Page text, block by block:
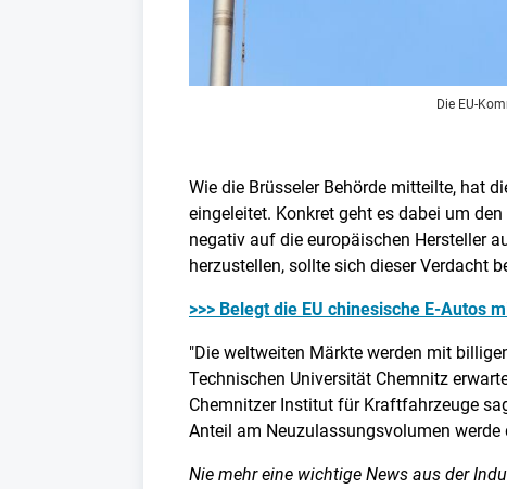
Die EU-
Wie die Brüsseler Behörde mitteilte, hat
eingeleitet. Konkret geht es dabei um
negativ auf die europäischen Hersteller
herzustellen, sollte sich dieser Verdacht
>>> Belegt die EU chinesische E-Autos
"Die weltweiten Märkte werden mit
Technischen Universität Chemnitz
Chemnitzer Institut für Kraftfahrzeuge
Anteil am Neuzulassungsvolumen
Nie mehr eine wichtige News aus der